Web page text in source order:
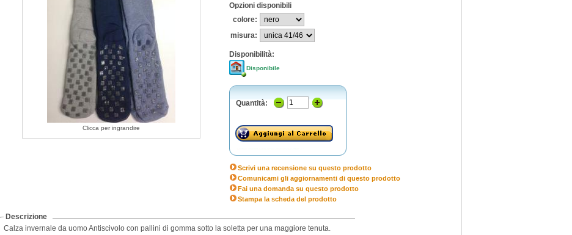
Clicca per ingrandire
Opzioni disponibili
colore:
misura:
Disponibilità:
Disponibile
Quantità:
Scrivi una recensione su questo prodotto
Comunicami gli aggiornamenti di questo prodotto
Fai una domanda su questo prodotto
Stampa la scheda del prodotto
Descrizione
Calza invernale da uomo Antiscivolo con pallini di gomma sotto la soletta per una maggiore tenuta.